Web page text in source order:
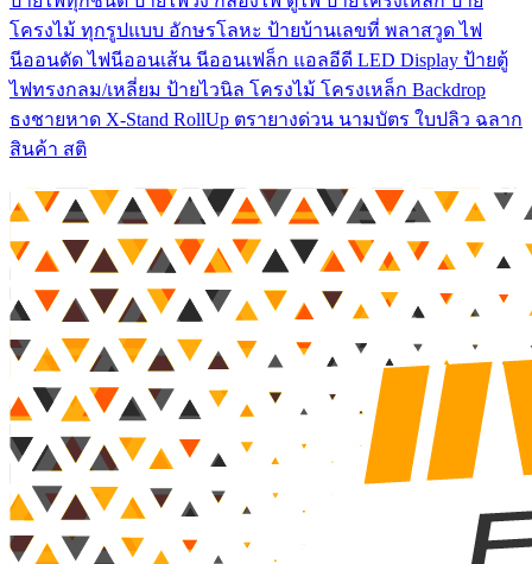
โครงไม้ ทุกรูปแบบ อักษรโลหะ ป้ายบ้านเลขที่ พลาสวูด ไฟ
นีออนดัด ไฟนีออนเส้น นีออนเฟล็ก แอลอีดี LED Display ป้ายตู้
ไฟทรงกลม/เหลี่ยม ป้ายไวนิล โครงไม้ โครงเหล็ก Backdrop
ธงชายหาด X-Stand RollUp ตรายางด่วน นามบัตร ใบปลิว ฉลาก
สินค้า สติ